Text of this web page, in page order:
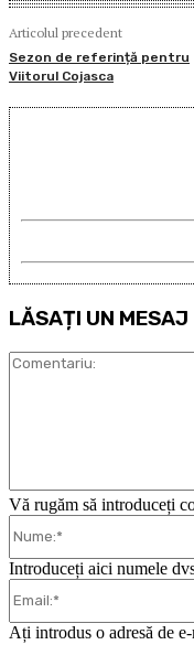
Articolul precedent
Sezon de referință pentru
Viitorul Cojasca
LĂSAȚI UN MESAJ
Vă rugăm să introduceți
Introduceți aici numele
Ați introdus o adresă de